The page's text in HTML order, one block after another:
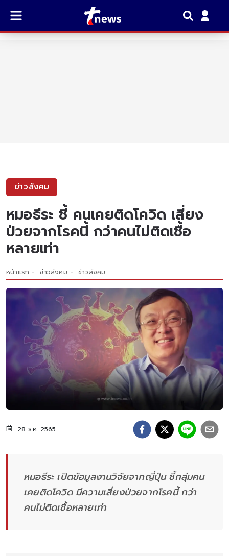
ข่าวสังคม
หมอธีระ ชี้ คนเคยติดโควิด เสี่ยง
ป่วยจากโรคนี้ กว่าคนไม่ติดเชื้อ
หลายเท่า
หน้าแรก ข่าวสังคม ข่าวสังคม
28 ธ.ค. 2565
หมอธีระ เปิดข้อมูลงานวิจัยจากญี่ปุ่น ชี้กลุ่มคน
เคยติดโควิด มีความเสี่ยงป่วยจากโรคนี้ กว่า
คนไม่ติดเชื้อหลายเท่า